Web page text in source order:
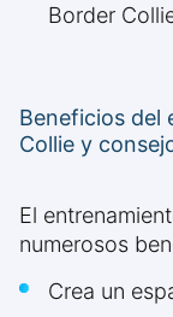
Border
Beneficios del
Collie y
El
numerosos
Crea un